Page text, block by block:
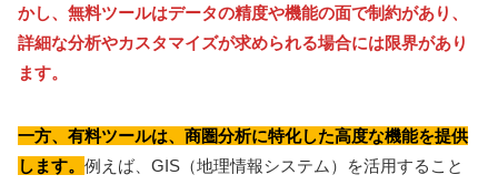
かし、無料ツールはデータの精度や機能の面で制約があり、
詳細な分析やカスタマイズが求められる場合には限界があり
ます。
一方、有料ツールは、商圏分析に特化した高度な機能を提供
します。 例えば、GIS（地理情報システム）を活用すること